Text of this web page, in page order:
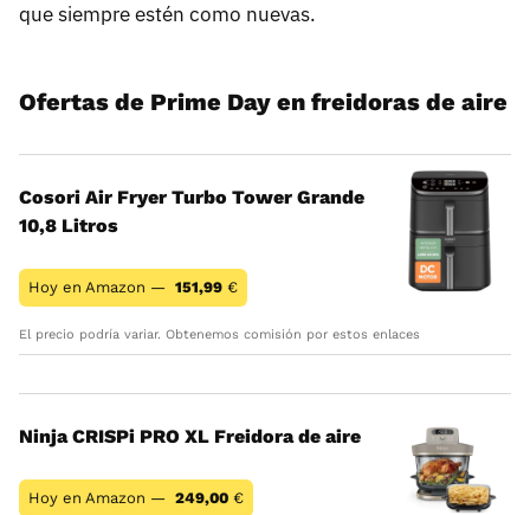
que siempre estén como nuevas.
Ofertas de Prime Day en freidoras de aire
Cosori Air Fryer Turbo Tower Grande
10,8 Litros
Hoy en Amazon — 151,99 €
El precio podría variar. Obtenemos comisión por estos enlaces
Ninja CRISPi PRO XL Freidora de aire
Hoy en Amazon — 249,00 €